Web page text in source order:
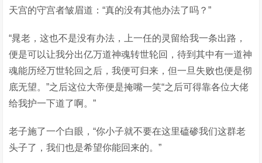
天宫的守宫者皱眉道：“真的没有其他办法了吗？”
“晁老，这也不是没有办法，上一任的灵留给我一条出路，
便是可以让我分出亿万道神魂转世轮回，待到其中有一道神
魂能历经万世轮回之后，我便可归来，但一旦失败也便是彻
底无望。”之后这位大帝便是掩嘴一笑“之后可得靠各位大佬
给我护一下道了啊。”
老子施了一个白眼，“你小子就不要在这里磕碜我们这群老
头子了，我们也是希望你能回来的。”